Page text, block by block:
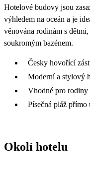
Hotelové budovy jsou
výhledem na oceán a je
věnována rodinám s
soukromým bazénem.
Česky hovořící
Moderní a stylový
Vhodné pro rodiny
Písečná pláž přímo
Okolí hotelu